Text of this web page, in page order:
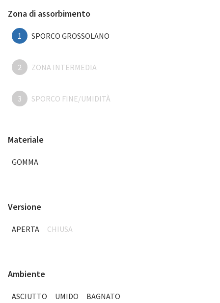
Zona di assorbimento
1 SPORCO GROSSOLANO
2 ZONA INTERMEDIA
3 SPORCO FINE/UMIDITÀ
Materiale
GOMMA
Versione
APERTA CHIUSA
Ambiente
ASCIUTTO UMIDO BAGNATO